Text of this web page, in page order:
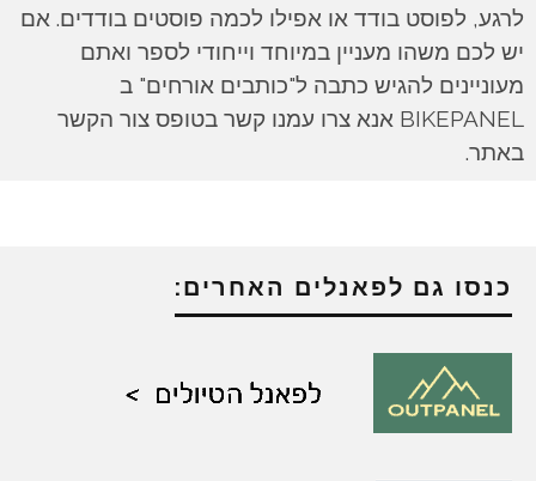
לרגע, לפוסט בודד או אפילו לכמה פוסטים בודדים. אם
יש לכם משהו מעניין במיוחד וייחודי לספר ואתם
מעוניינים להגיש כתבה ל"כותבים אורחים" ב
BIKEPANEL אנא צרו עמנו קשר בטופס צור הקשר
באתר.
כנסו גם לפאנלים האחרים: